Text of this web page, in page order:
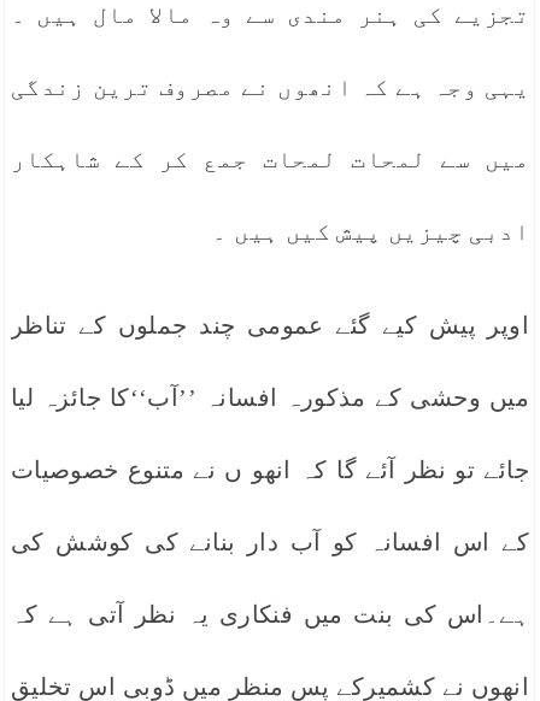
تجزیے کی ہنر مندی سے وہ مالا مال ہیں ۔
یہی وجہ ہے کہ انھوں نے مصروف ترین زندگی
میں سے لمحات لمحات جمع کر کے شاہکار
ادبی چیزیں پیش کیں ہیں ۔
اوپر پیش کیے گئے عمومی چند جملوں کے تناظر
میں وحشی کے مذکورہ افسانہ ’’آب‘‘کا جائزہ لیا
جائے تو نظر آئے گا کہ انھو ں نے متنوع خصوصیات
کے اس افسانہ کو آب دار بنانے کی کوشش کی
ہے۔اس کی بنت میں فنکاری یہ نظر آتی ہے کہ
انھوں نے کشمیرکے پس منظر میں ڈوبی اس تخلیق